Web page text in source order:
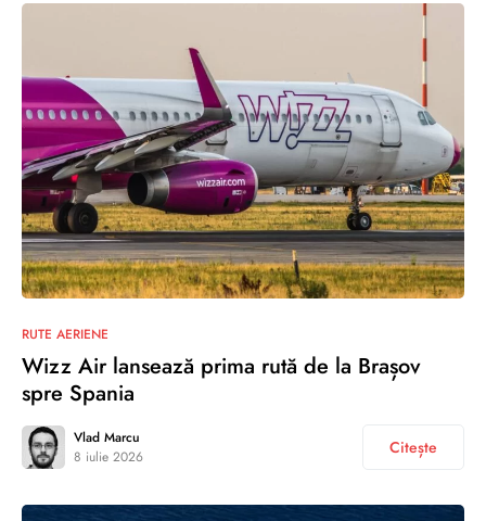
RUTE AERIENE
Wizz Air lansează prima rută de la Brașov
spre Spania
Vlad Marcu
8 iulie 2026
Citește